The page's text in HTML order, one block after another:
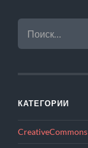
НАЙТИ:
КАТЕГОРИИ
CreativeCommons